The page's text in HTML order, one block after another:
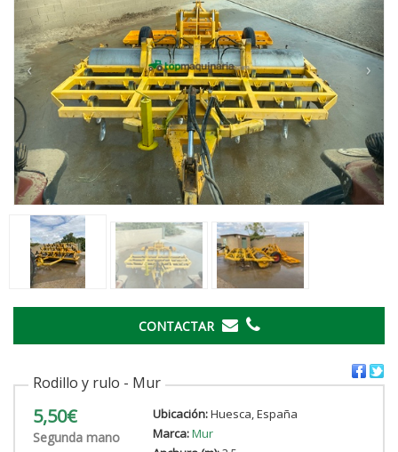
‹ ›
CONTACTAR
Rodillo y rulo - Mur
5,50€
Segunda mano
Ubicación:Huesca, España
Marca:Mur